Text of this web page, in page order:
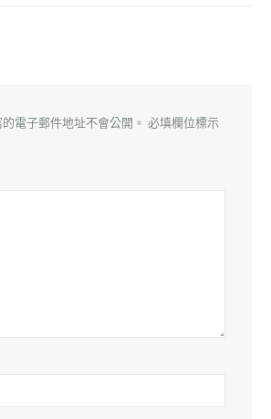
電子郵件地址不會公開。 必填欄位標示